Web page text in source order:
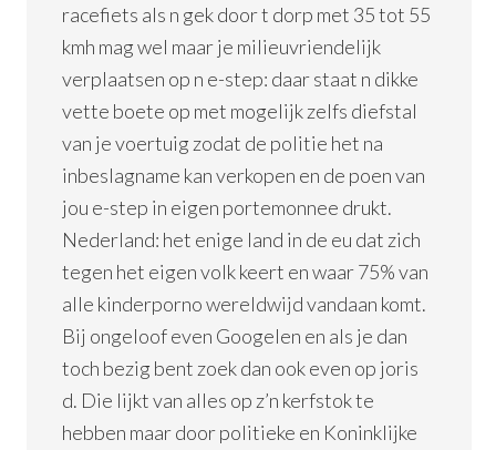
racefiets als n gek door t dorp met 35 tot 55
kmh mag wel maar je milieuvriendelijk
verplaatsen op n e-step: daar staat n dikke
vette boete op met mogelijk zelfs diefstal
van je voertuig zodat de politie het na
inbeslagname kan verkopen en de poen van
jou e-step in eigen portemonnee drukt.
Nederland: het enige land in de eu dat zich
tegen het eigen volk keert en waar 75% van
alle kinderporno wereldwijd vandaan komt.
Bij ongeloof even Googelen en als je dan
toch bezig bent zoek dan ook even op joris
d. Die lijkt van alles op z’n kerfstok te
hebben maar door politieke en Koninklijke